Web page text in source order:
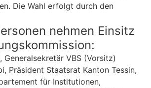
Die Wahl erfolgt durch den
nehmen Einsitz
Generalsekretär VBS (Vorsitz)
Präsident Staatsrat Kanton Tessin,
für Institutionen,